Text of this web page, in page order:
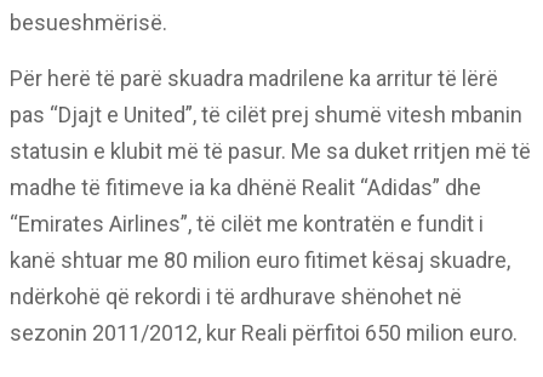
besueshmërisë.
Për herë të parë skuadra madrilene ka arritur të lërë
pas “Djajt e United”, të cilët prej shumë vitesh mbanin
statusin e klubit më të pasur. Me sa duket rritjen më të
madhe të fitimeve ia ka dhënë Realit “Adidas” dhe
“Emirates Airlines”, të cilët me kontratën e fundit i
kanë shtuar me 80 milion euro fitimet kësaj skuadre,
ndërkohë që rekordi i të ardhurave shënohet në
sezonin 2011/2012, kur Reali përfitoi 650 milion euro.